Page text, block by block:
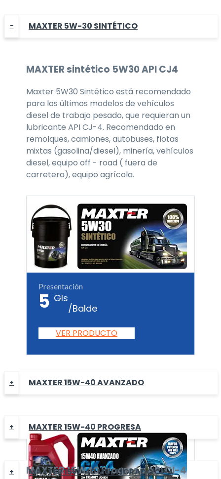
MAXTER 5W-30 SINTÉTICO
MAXTERsintético 5W30API CJ4
Maxter 5W30 Sintético está recomendado
para los últimos modelos de vehículos
diesel de trabajo pesado, que requieran un
lubricante API CJ-4. Recomendado en
remolques, camiones, autobuses, flotas
mixtas (gasolina/diesel), minería, vehículos
diesel, equipo off - road ( fuera de
carretera), equipo agrícola.
Presentación
5 Gls
/Balde
VER PRODUCTO
MAXTER 15W-40 AVANZADO
MAXTER 15W-40 PROGRESA
MAXTER15W40 ProgresaAPI CI-4
MAXTER 15W-40 MULTÍGRADO CI-4